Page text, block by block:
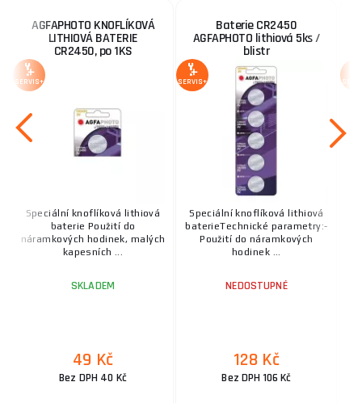
AGFAPHOTO KNOFLÍKOVÁ
LITHIOVÁ BATERIE
CR2450, po 1KS
SERVIS+
Speciální knoflíková lithiová
baterie Použití do
náramkových hodinek, malých
kapesních ...
SKLADEM
49 Kč
Bez DPH 40 Kč
Baterie CR2450
AGFAPHOTO lithiová 5ks /
blistr
SERVIS+
Speciální knoflíková lithiová
baterieTechnické parametry:-
Použití do náramkových
hodinek ...
NEDOSTUPNÉ
128 Kč
Bez DPH 106 Kč